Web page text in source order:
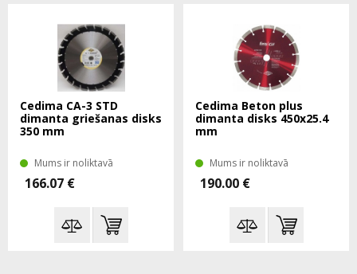
Cedima CA-3 STD
dimanta griešanas disks
350 mm
Mums ir noliktavā
166.07 €
Cedima Beton plus
dimanta disks 450x25.4
mm
Mums ir noliktavā
190.00 €